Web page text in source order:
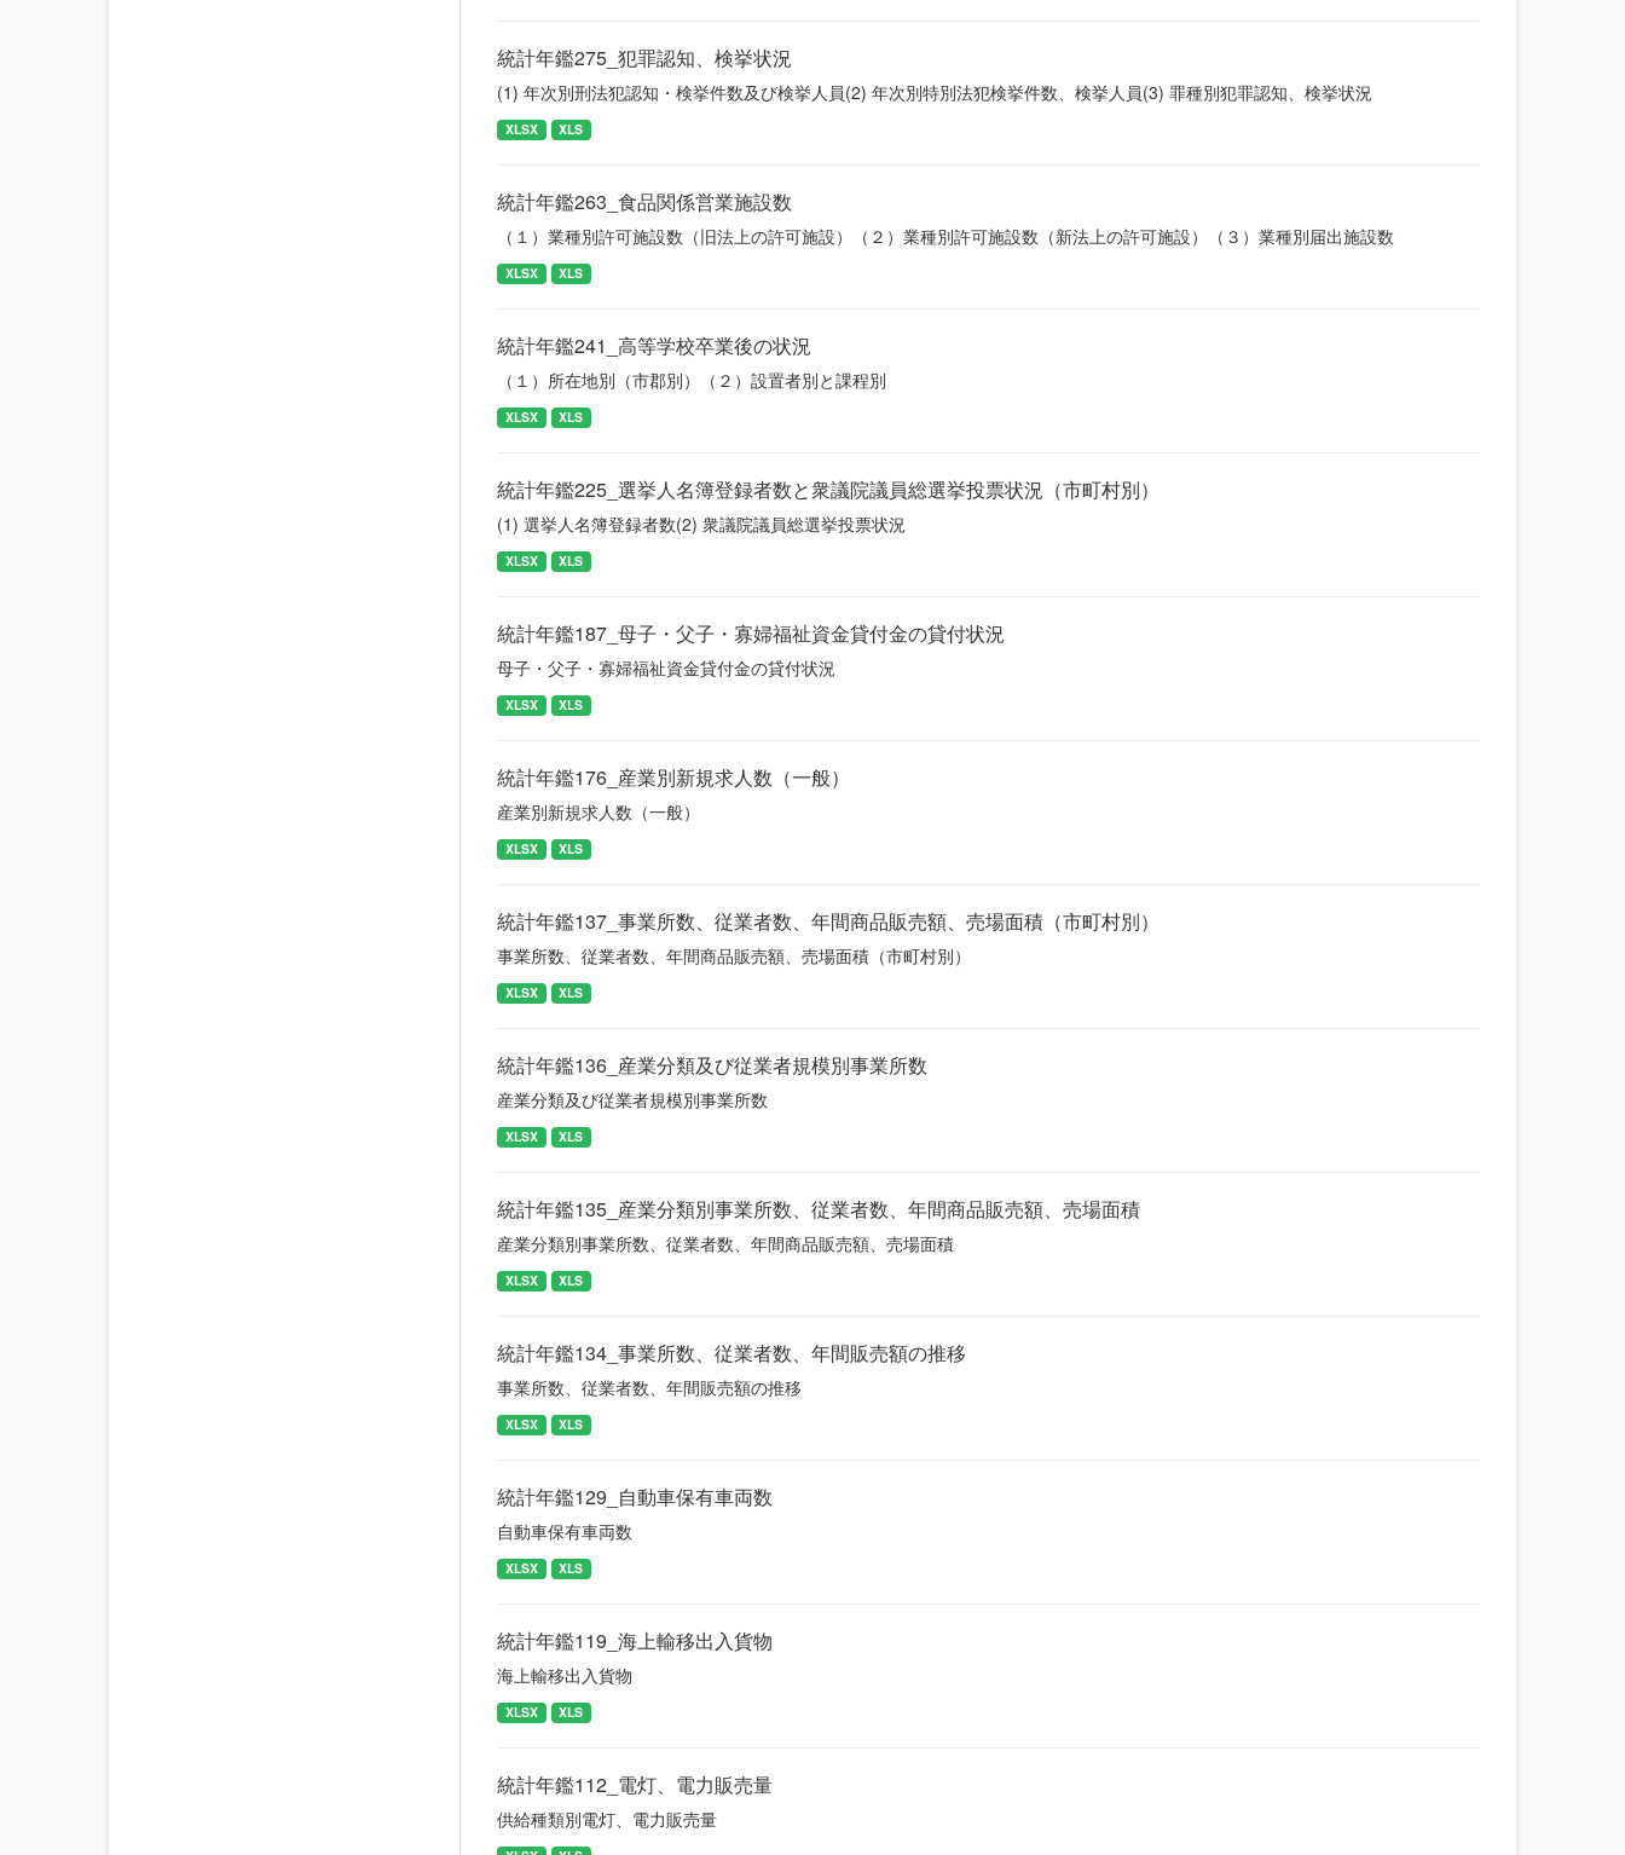
統計年鑑275_犯罪認知、検挙状況
(1) 年次別刑法犯認知・検挙件数及び検挙人員(2) 年次別特別法犯検挙件数、検挙人員(3) 罪種別犯罪認知、検挙状況
XLSX XLS
統計年鑑263_食品関係営業施設数
（１）業種別許可施設数（旧法上の許可施設）（２）業種別許可施設数（新法上の許可施設）（３）業種別届出施設数
XLSX XLS
統計年鑑241_高等学校卒業後の状況
（１）所在地別（市郡別）（２）設置者別と課程別
XLSX XLS
統計年鑑225_選挙人名簿登録者数と衆議院議員総選挙投票状況（市町村別）
(1) 選挙人名簿登録者数(2) 衆議院議員総選挙投票状況
XLSX XLS
統計年鑑187_母子・父子・寡婦福祉資金貸付金の貸付状況
母子・父子・寡婦福祉資金貸付金の貸付状況
XLSX XLS
統計年鑑176_産業別新規求人数（一般）
産業別新規求人数（一般）
XLSX XLS
統計年鑑137_事業所数、従業者数、年間商品販売額、売場面積（市町村別）
事業所数、従業者数、年間商品販売額、売場面積（市町村別）
XLSX XLS
統計年鑑136_産業分類及び従業者規模別事業所数
産業分類及び従業者規模別事業所数
XLSX XLS
統計年鑑135_産業分類別事業所数、従業者数、年間商品販売額、売場面積
産業分類別事業所数、従業者数、年間商品販売額、売場面積
XLSX XLS
統計年鑑134_事業所数、従業者数、年間販売額の推移
事業所数、従業者数、年間販売額の推移
XLSX XLS
統計年鑑129_自動車保有車両数
自動車保有車両数
XLSX XLS
統計年鑑119_海上輸移出入貨物
海上輸移出入貨物
XLSX XLS
統計年鑑112_電灯、電力販売量
供給種類別電灯、電力販売量